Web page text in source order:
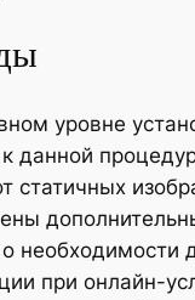
уровне
данной
статичных
необходимости
при онлайн-